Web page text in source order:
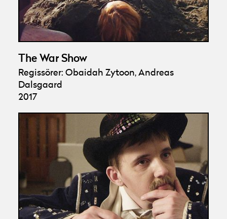
The War Show
Regissörer: Obaidah Zytoon, Andreas
Dalsgaard
2017